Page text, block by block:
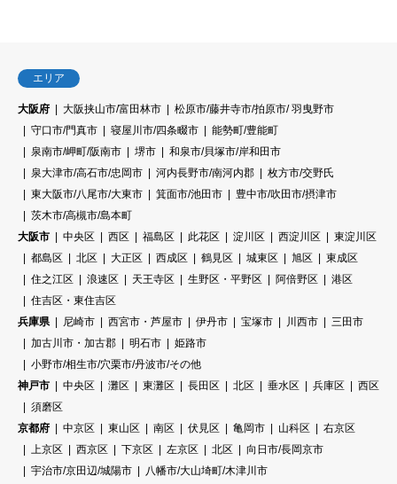
エリア
大阪府 大阪挟山市/富田林市
松原市/藤井寺市/拍原市/ 羽曳野市
守口市/門真市
寝屋川市/四条畷市
能勢町/豊能町
泉南市/岬町/阪南市
堺市
和泉市/貝塚市/岸和田市
泉大津市/高石市/忠岡市
河内長野市/南河内郡
枚方市/交野氏
東大阪市/八尾市/大東市
箕面市/池田市
豊中市/吹田市/摂津市
茨木市/高槻市/島本町
大阪市
中央区 西区 福島区 此花区 淀川区 西淀川区
東淀川区
都島区
北区 大正区 西成区 鶴見区 城東区 旭区
東成区
住之江区
浪速区 天王寺区 生野区・平野区 阿倍野区
港区
住吉区・東住吉区
兵庫県
尼崎市 西宮市・芦屋市 伊丹市 宝塚市 川西市
三田市
加古川市・加古郡
明石市
姫路市
小野市/相生市/穴栗市/丹波市/その他
神戸市
中央区 灘区 東灘区 長田区 北区 垂水区 兵庫区
西区
須磨区
京都府
中京区 東山区 南区 伏見区 亀岡市 山科区
右京区
上京区
西京区 下京区 左京区 北区
向日市/長岡京市
宇治市/京田辺/城陽市
八幡市/大山埼町/木津川市